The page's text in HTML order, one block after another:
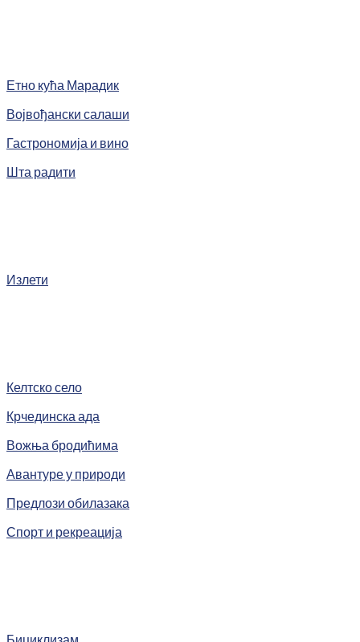
Етно кућа Марадик
Војвођански салаши
Гастрономија и вино
Шта радити
Излети
Келтско село
Крчединска ада
Вожња бродићима
Авантуре у природи
Предлози обилазака
Спорт и рекреација